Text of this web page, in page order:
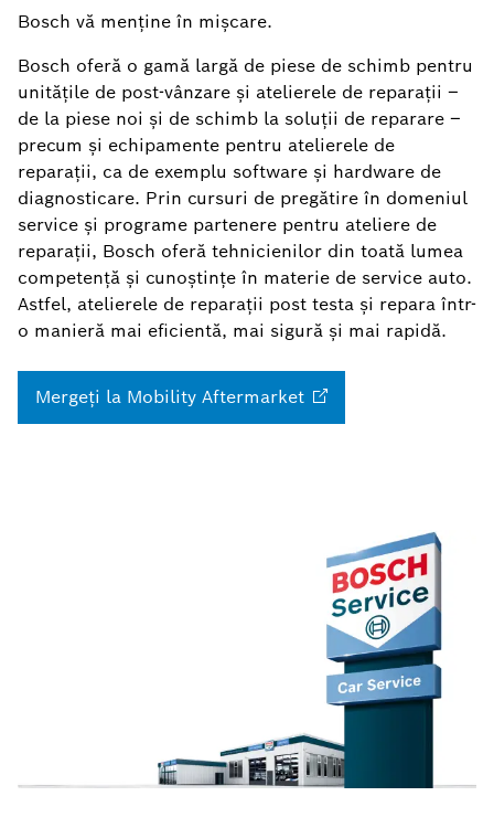
Bosch vă menţine în mişcare.
Bosch oferă o gamă largă de piese de schimb pentru
unitățile de post-vânzare și atelierele de reparații –
de la piese noi și de schimb la soluții de reparare –
precum și echipamente pentru atelierele de
reparații, ca de exemplu software și hardware de
diagnosticare. Prin cursuri de pregătire în domeniul
service și programe partenere pentru ateliere de
reparații, Bosch oferă tehnicienilor din toată lumea
competență și cunoștințe în materie de service auto.
Astfel, atelierele de reparații post testa și repara într-
o manieră mai eficientă, mai sigură și mai rapidă.
Mergeţi la Mobility Aftermarket